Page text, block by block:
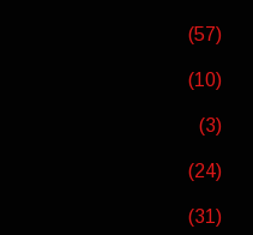
(57)
(10)
(3)
(24)
(31)